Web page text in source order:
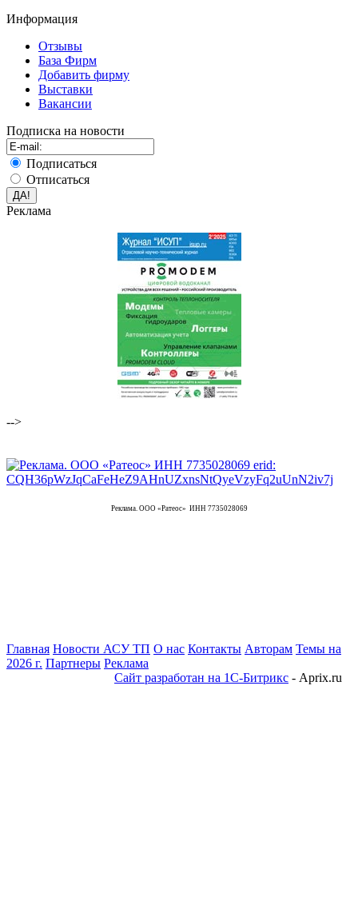
Информация
Отзывы
База Фирм
Добавить фирму
Выставки
Вакансии
Подписка на новости
Подписаться
Отписаться
Реклама
-->
Реклама. ООО «Ратеос» ИНН 7735028069
Главная Новости АСУ ТП О нас Контакты Авторам Темы на
2026 г. Партнеры Реклама
Сайт разработан на 1С-Битрикс - Aprix.ru